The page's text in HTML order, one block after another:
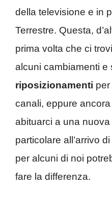
della televisione e in
Terrestre. Questa,
prima volta che ci
alcuni cambiamenti e
riposizionamenti
canali, eppure
abituarci a una
particolare all’arrivo
per alcuni di noi
fare la differenza.